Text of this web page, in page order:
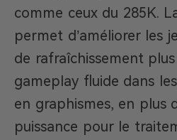
comme ceux du 285K.
permet d’améliorer les
de rafraîchissement
gameplay fluide dans
en graphismes, en plus
puissance pour le